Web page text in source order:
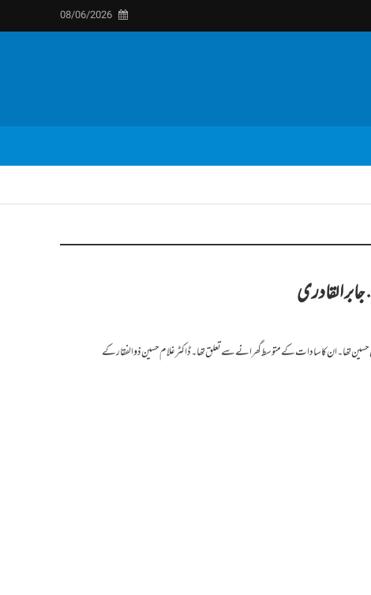
08/06/2026
القادری
حسین تھا۔ ان کا سادات کے متوسط گھرانے سے تعلق تھا۔ ڈاکٹر غلام حسین ذوالفقار کے